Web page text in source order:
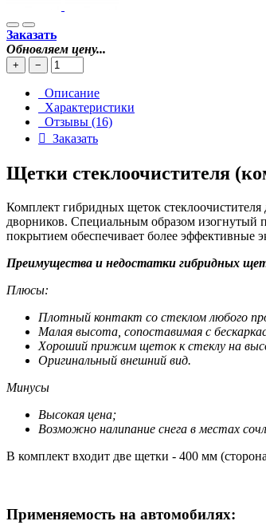
Заказать
Обновляем цену...
+ −
Описание
Характеристики
Отзывы (16)
Заказать
Щетки стеклоочистителя
Комплект гибридных щеток
дворников. Специальным образом изогнутый
покрытием обеспечивает более эффективные
Преимущества и недостатки гибридных
Плюсы:
Плотный контакт со стеклом любого
Малая высота, сопоставимая с
Хороший прижим щеток к стеклу на
Оригинальный внешний вид.
Минусы
Высокая цена;
Возможно налипание снега в местах
В комплект входит две щетки - 400 мм
Применяемость на автомобилях: